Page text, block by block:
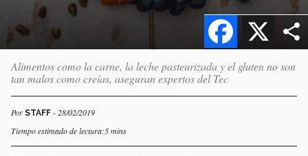
X
Facebook
Alimentos como la carne, la leche pasteurizada y el gluten no son
tan malos como creías, aseguran expertos del Tec
Por STAFF - 28/02/2019
Tiempo estimado de lectura:5 mins